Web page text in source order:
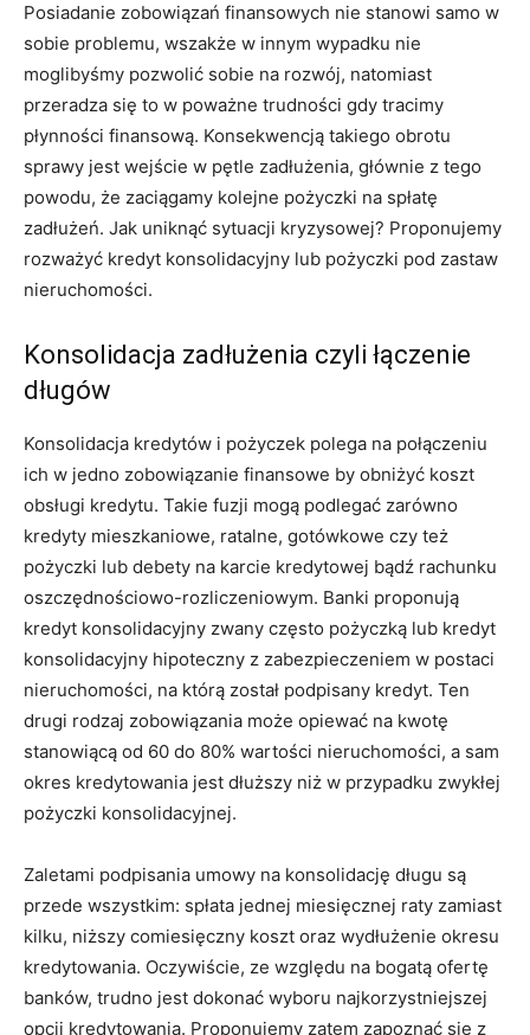
Posiadanie zobowiązań finansowych nie stanowi samo w
sobie problemu, wszakże w innym wypadku nie
moglibyśmy pozwolić sobie na rozwój, natomiast
przeradza się to w poważne trudności gdy tracimy
płynności finansową. Konsekwencją takiego obrotu
sprawy jest wejście w pętle zadłużenia, głównie z tego
powodu, że zaciągamy kolejne pożyczki na spłatę
zadłużeń. Jak uniknąć sytuacji kryzysowej? Proponujemy
rozważyć kredyt konsolidacyjny lub pożyczki pod zastaw
nieruchomości.
Konsolidacja zadłużenia czyli łączenie
długów
Konsolidacja kredytów i pożyczek polega na połączeniu
ich w jedno zobowiązanie finansowe by obniżyć koszt
obsługi kredytu. Takie fuzji mogą podlegać zarówno
kredyty mieszkaniowe, ratalne, gotówkowe czy też
pożyczki lub debety na karcie kredytowej bądź rachunku
oszczędnościowo-rozliczeniowym. Banki proponują
kredyt konsolidacyjny zwany często pożyczką lub kredyt
konsolidacyjny hipoteczny z zabezpieczeniem w postaci
nieruchomości, na którą został podpisany kredyt. Ten
drugi rodzaj zobowiązania może opiewać na kwotę
stanowiącą od 60 do 80% wartości nieruchomości, a sam
okres kredytowania jest dłuższy niż w przypadku zwykłej
pożyczki konsolidacyjnej.
Zaletami podpisania umowy na konsolidację długu są
przede wszystkim: spłata jednej miesięcznej raty zamiast
kilku, niższy comiesięczny koszt oraz wydłużenie okresu
kredytowania. Oczywiście, ze względu na bogatą ofertę
banków, trudno jest dokonać wyboru najkorzystniejszej
opcji kredytowania. Proponujemy zatem zapoznać się z